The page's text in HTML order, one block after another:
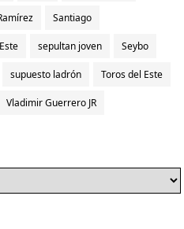
Santiago
sepultan joven Seybo
supuesto ladrón Toros del Este
Vladimir Guerrero JR